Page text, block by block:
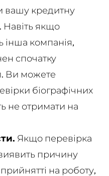
вашу кредитну
Навіть якщо
інша компанія,
спочатку
Ви можете
біографічних
не отримати на
Якщо перевірка
причину
на роботу,